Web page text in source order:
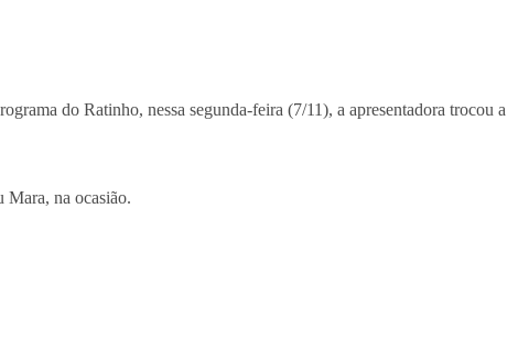
do Ratinho, nessa segunda-feira (7/11), a apresentadora trocou a
Mara, na ocasião.